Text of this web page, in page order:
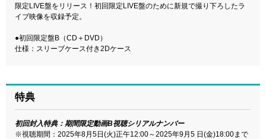
限定LIVE盤をリリース！初回限定LIVE盤のために新規で撮り下ろしたラ
イブ映像を収録予定。
●初回限定盤B（CD＋DVD）
仕様：スリーブケース付き2Dケース
特典
初回封入特典：期間限定動画B視聴シリアルナンバー
※視聴期間：2025年8月5日(火)正午12:00～2025年9月5 日(金)18:00まで